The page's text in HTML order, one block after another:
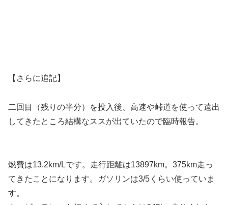
【さらに追記】
二回目（残りの半分）を投入後、高速や峠道を使って遠出
してきたところ結構なススが出ていたので臨時報告。
燃費は13.2km/Lです。走行距離は13897km。375km走っ
てきたことになります。ガソリンは3/5くらい使っていま
す。